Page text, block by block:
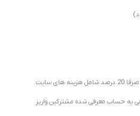
از هزنه فروش مستندات صرفا 20 درصد شامل هزینه های سایت
کسر و 80% مابقی به حساب معرفی شده مشترکین واریز